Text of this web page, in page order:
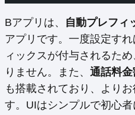
Bアプリは、 自動プレフィ
アプリです。一度設定す
ィックスが付与されるた
りません。また、 通話料
も搭載されており、より
す。UIはシンプルで初心